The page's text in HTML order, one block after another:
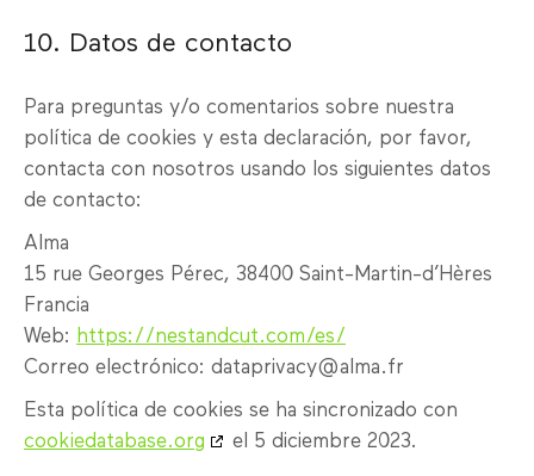
10. Datos de contacto
Para preguntas y/o comentarios sobre nuestra
política de cookies y esta declaración, por favor,
contacta con nosotros usando los siguientes datos
de contacto:
Alma
15 rue Georges Pérec, 38400 Saint-Martin-d’Hères
Francia
Web: https://nestandcut.com/es/
Correo electrónico: dataprivacy@alma.fr
Esta política de cookies se ha sincronizado con
cookiedatabase.org
el 5 diciembre 2023.